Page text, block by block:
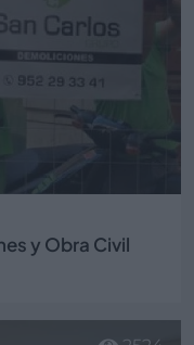
y Obra Civil